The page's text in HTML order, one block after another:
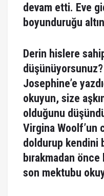
devam etti. Eve
boyunduruğu
Derin hislere
düşünüyorsunuz?
Josephine’e
okuyun, size
olduğunu
Virgina Woolf’un
doldurup kendini
bırakmadan önce
son mektubu